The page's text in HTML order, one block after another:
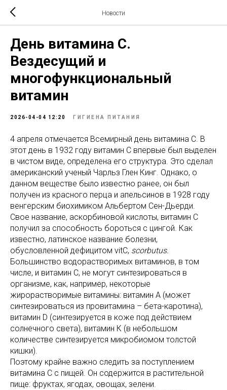
Новости
День витамина С.
Вездесущий и
многофункциональный
витамин
2026-04-04 12:20 ГИГИЕНА ПИТАНИЯ
4 апреля отмечается Всемирный день витамина С. В
этот день в 1932 году витамин С впервые был выделен
в чистом виде, определена его структура. Это сделал
американский ученый Чарльз Глен Кинг. Однако, о
данном веществе было известно ранее, он был
получен из красного перца и апельсинов в 1928 году
венгерским биохимиком Альбертом Сен-Дьерди.
Свое название, аскорбиновой кислоты, витамин С
получил за способность бороться с цингой. Как
известно, латинское название болезни,
обусловленной дефицитом vitC, scorbutus.
Большинство водорастворимых витаминов, в том
числе, и витамин С, не могут синтезироваться в
организме, как, например, некоторые
жирорастворимые витамины: витамин А (может
синтезироваться из провитамина – бета-каротина),
витамин D (синтезируется в коже под действием
солнечного света), витамин К (в небольшом
количестве синтезируется микробиомом толстой
кишки).
Поэтому крайне важно следить за поступлением
витамина С с пищей. Он содержится в растительной
пище: фруктах, ягодах, овощах, зелени.